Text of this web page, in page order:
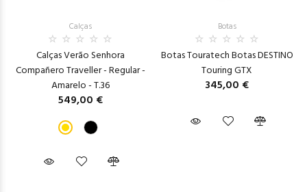
Calças
Calças Verão Senhora
Compañero Traveller - Regular -
Amarelo - T.36
549,00 €
Botas
Botas Touratech Botas DESTINO
Touring GTX
345,00 €